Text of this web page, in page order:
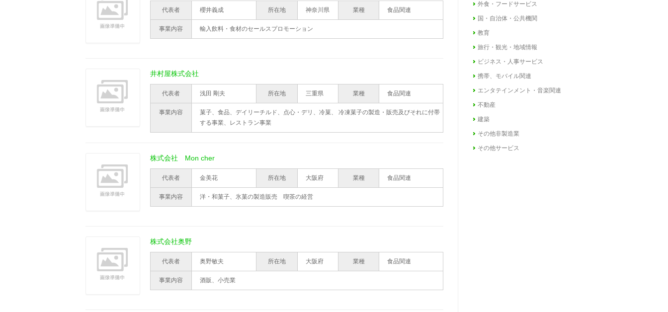
代表者 櫻井義成 所在地 神奈川県 業種 食品関連
事業内容 輸入飲料・食材のセールスプロモーション
井村屋株式会社
代表者 浅田 剛夫 所在地 三重県 業種 食品関連
事業内容
菓子、食品、デイリーチルド、点心・デリ、冷菓、 冷凍菓子の製造・販売及びそれに付帯
する事業、レストラン事業
株式会社 Mon cher
代表者 金美花 所在地 大阪府 業種 食品関連
事業内容 洋・和菓子、氷菓の製造販売 喫茶の経営
株式会社奥野
代表者 奥野敏夫 所在地 大阪府 業種 食品関連
事業内容 酒販、小売業
外食・フードサービス
国・自治体・公共機関
教育
旅行・観光・地域情報
ビジネス・人事サービス
携帯、モバイル関連
エンタテインメント・音楽関連
不動産
建築
その他非製造業
その他サービス